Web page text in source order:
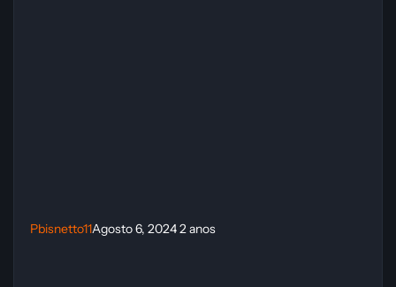
Pbisnetto11Agosto 6, 20242 anos